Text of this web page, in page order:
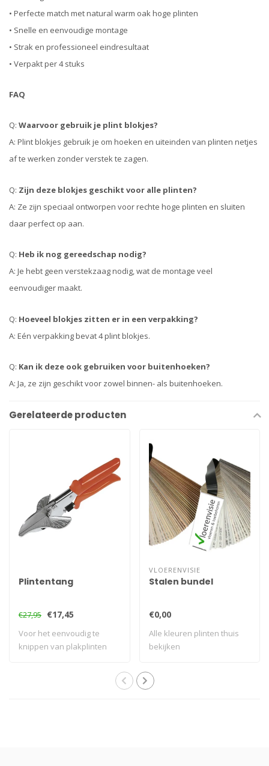
• Perfecte match met natural warm oak hoge plinten
• Snelle en eenvoudige montage
• Strak en professioneel eindresultaat
• Verpakt per 4 stuks
FAQ
Q: Waarvoor gebruik je plint blokjes?
A: Plint blokjes gebruik je om hoeken en uiteinden van plinten netjes
af te werken zonder verstek te zagen.
Q: Zijn deze blokjes geschikt voor alle plinten?
A: Ze zijn speciaal ontworpen voor rechte hoge plinten en sluiten
daar perfect op aan.
Q: Heb ik nog gereedschap nodig?
A: Je hebt geen verstekzaag nodig, wat de montage veel
eenvoudiger maakt.
Q: Hoeveel blokjes zitten er in een verpakking?
A: Eén verpakking bevat 4 plint blokjes.
Q: Kan ik deze ook gebruiken voor buitenhoeken?
A: Ja, ze zijn geschikt voor zowel binnen- als buitenhoeken.
Gerelateerde producten
Plintentang
€27,95 €17,45
Voor het eenvoudig te
knippen van plakplinten
VLOERENVISIE
Stalen bundel
€0,00
Alle kleuren plinten thuis
bekijken